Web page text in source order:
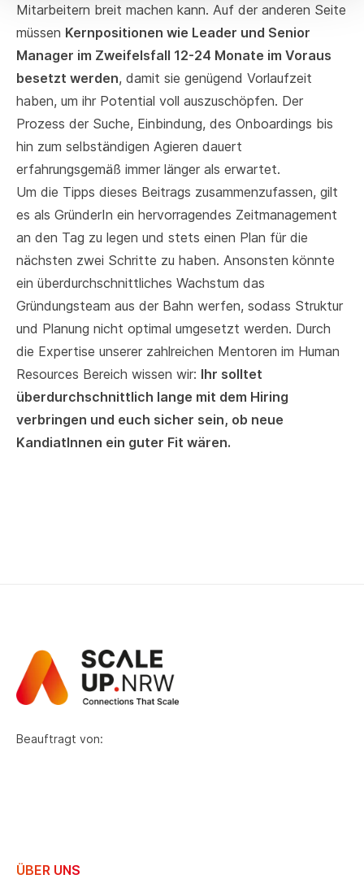
Mitarbeitern breit machen kann. Auf der anderen Seite
müssen Kernpositionen wie Leader und Senior
Manager im Zweifelsfall 12-24 Monate im Voraus
besetzt werden, damit sie genügend Vorlaufzeit
haben, um ihr Potential voll auszuschöpfen. Der
Prozess der Suche, Einbindung, des Onboardings bis
hin zum selbständigen Agieren dauert
erfahrungsgemäß immer länger als erwartet.
Um die Tipps dieses Beitrags zusammenzufassen, gilt
es als GründerIn ein hervorragendes Zeitmanagement
an den Tag zu legen und stets einen Plan für die
nächsten zwei Schritte zu haben. Ansonsten könnte
ein überdurchschnittliches Wachstum das
Gründungsteam aus der Bahn werfen, sodass Struktur
und Planung nicht optimal umgesetzt werden. Durch
die Expertise unserer zahlreichen Mentoren im Human
Resources Bereich wissen wir: Ihr solltet
überdurchschnittlich lange mit dem Hiring
verbringen und euch sicher sein, ob neue
KandiatInnen ein guter Fit wären.
Beauftragt von:
ÜBER UNS